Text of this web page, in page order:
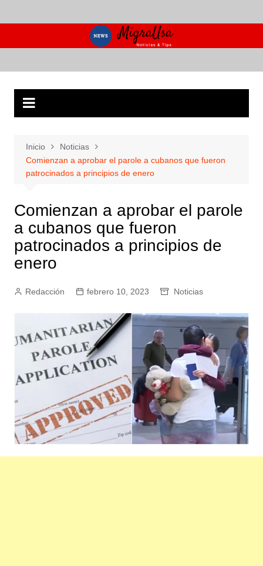
al
Inicio
Noticias
Comienzan a aprobar el parole a cubanos que fueron
patrocinados a principios de enero
Comienzan a aprobar el parole
a cubanos que fueron
patrocinados a principios de
enero
Redacción febrero 10, 2023 Noticias